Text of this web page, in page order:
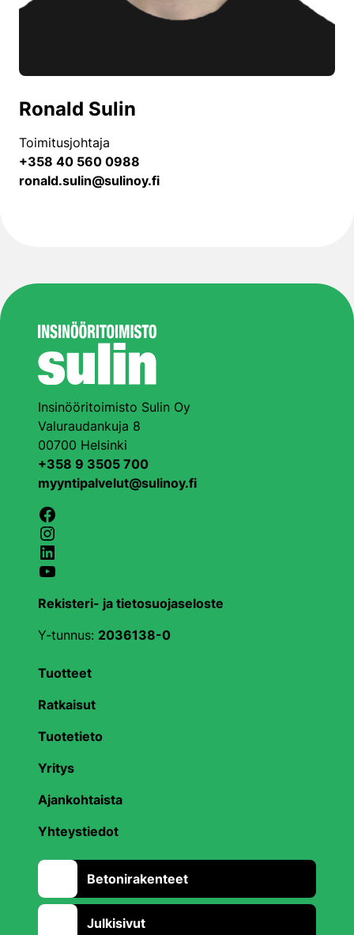
Ronald Sulin
Toimitusjohtaja
+358 40 560 0988
ronald.sulin@sulinoy.fi
Insinööritoimisto Sulin Oy
Valuraudankuja 8
00700 Helsinki
+358 9 3505 700
myyntipalvelut@sulinoy.fi
Facebook
Instagram
LinkedIn
YouTube
Rekisteri- ja tietosuojaseloste
Y-tunnus: 2036138-0
Tuotteet
Ratkaisut
Tuotetieto
Yritys
Ajankohtaista
Yhteystiedot
Betonirakenteet
Julkisivut